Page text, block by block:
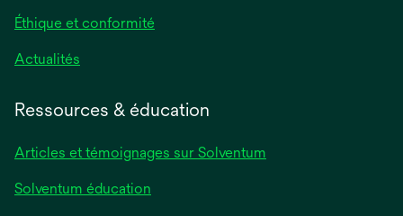
Éthique et conformité
Actualités
Ressources & éducation
Articles et témoignages sur Solventum
Solventum éducation